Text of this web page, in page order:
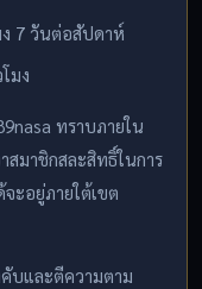
7 วันต่อสัปดาห์
มง
ทราบภายใน
มาชิกสละสิทธิ์ในการ
ะอยู่ภายใต้เขต
บและตีความตาม